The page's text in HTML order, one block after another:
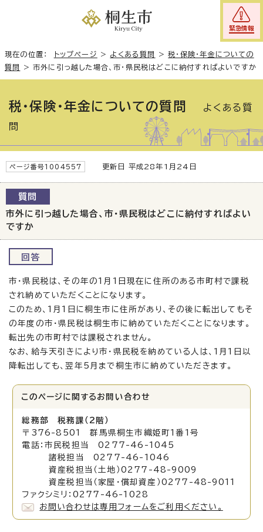
緊急情報
現在の位置： トップページ > よくある質問 >税・保険・年金についての
質問
>市外に引っ越した場合、市・県民税はどこに納付すればよいですか
税・保険・年金についての質問
よくある質
問
ページ番号1004557 更新日 平成28年1月24日
質問
市外に引っ越した場合、市・県民税はどこに納付すればよい
ですか
回答
市・県民税は、その年の1月1日現在に住所のある市町村で課税
され納めていただくことになります。
このため、1月1日に桐生市に住所があり、その後に転出してもそ
の年度の市・県民税は桐生市に納めていただくことになります。
転出先の市町村では課税されません。
なお、給与天引きにより市・県民税を納めている人は、1月1日以
降転出しても、翌年5月まで桐生市に納めていただきます。
このページに関する お問い合わせ
総務部 税務課（2階）
〒376-8501 群馬県桐生市織姫町1番1号
電話：市民税担当 0277-46-1045
諸税担当 0277-46-1046
資産税担当（土地）0277-48-9009
資産税担当（家屋・償却資産）0277-48-9011
ファクシミリ：0277-46-1028
お問い合わせは専用フォームをご利用ください。